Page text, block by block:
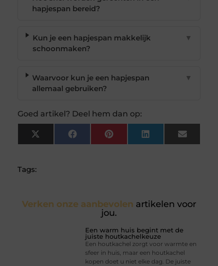
hapjespan bereid?
Kun je een hapjespan makkelijk
schoonmaken?
▼
Waarvoor kun je een hapjespan
allemaal gebruiken?
▼
Goed artikel? Deel hem dan op:
X
(Twitter)
FacebookPinterest LinkedIn Email
Tags:
Verken onze aanbevolen artikelen voor
jou.
Een warm huis begint met de
juiste houtkachelkeuze
Een houtkachel zorgt voor warmte en
sfeer in huis, maar een houtkachel
kopen doet u niet elke dag. De juiste